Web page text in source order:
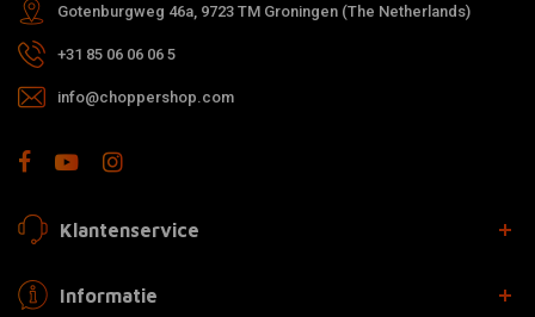
Gotenburgweg 46a, 9723 TM Groningen (The Netherlands)
+31 85 06 06 06 5
info@choppershop.com
Klantenservice
Informatie